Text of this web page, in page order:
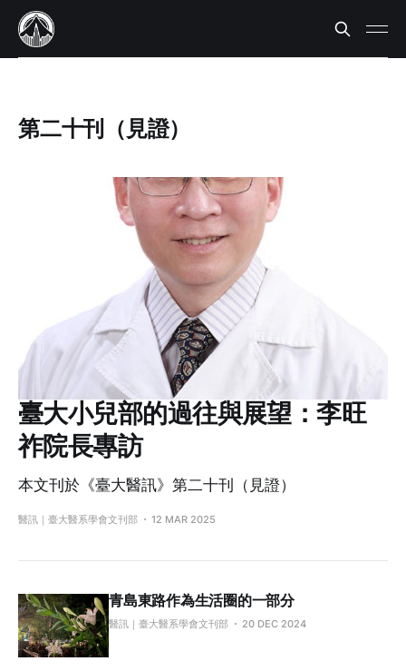
第二十刊（見證）
臺大小兒部的過往與展望：李旺
祚院長專訪
本文刊於《臺大醫訊》第二十刊（見證）
醫訊｜臺大醫系學會文刊部 12 MAR 2025
青島東路作為生活圈的一部分
醫訊｜臺大醫系學會文刊部 20 DEC 2024